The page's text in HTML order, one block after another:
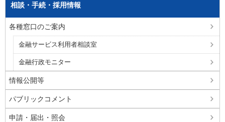
相談・手続・採用情報
各種窓口のご案内
金融サービス利用者相談室
金融行政モニター
情報公開等
パブリックコメント
申請・届出・照会